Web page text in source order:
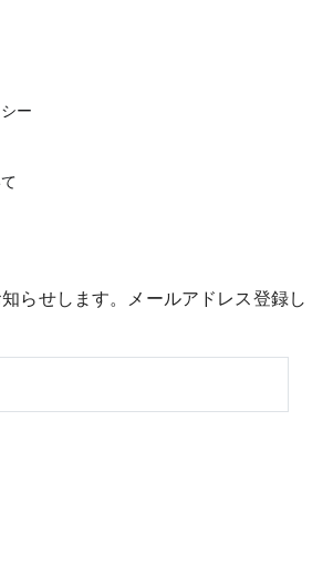
ー
らせします。メールアドレス登録し